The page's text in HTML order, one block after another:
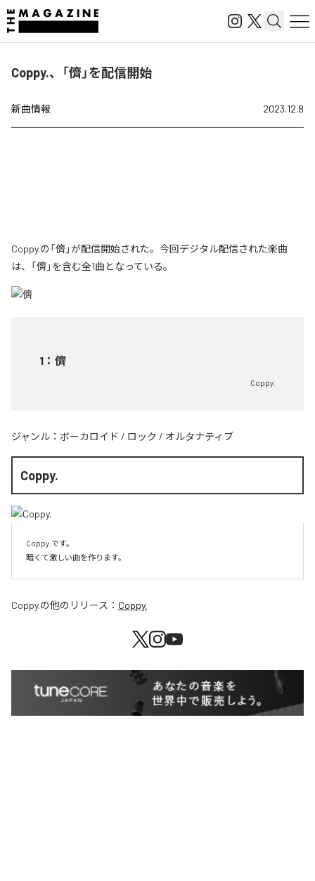
Coppy.、「儕」を配信開始
新曲情報 2023.12.8
Coppy.の「儕」が配信開始された。今回デジタル配信された楽曲
は、「儕」を含む全1曲となっている。
1 ： 儕
Coppy.
ジャンル： ボーカロイド / ロック / オルタナティブ
Coppy.
Coppy.です。
Coppy.の他のリリース： Coppy.